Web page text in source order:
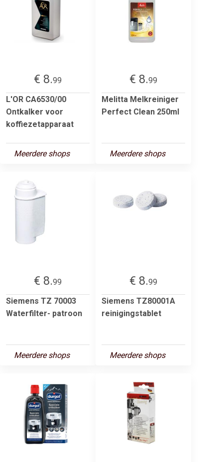
€ 8.99
L'OR CA6530/00
Ontkalker voor
koffiezetapparaat
Meerdere shops
€ 8.99
Melitta Melkreiniger
Perfect Clean 250ml
Meerdere shops
€ 8.99
Siemens TZ 70003
Waterfilter- patroon
Meerdere shops
€ 8.99
Siemens TZ80001A
reinigingstablet
Meerdere shops